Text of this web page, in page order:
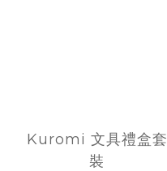
Kuromi 文具禮盒套
裝